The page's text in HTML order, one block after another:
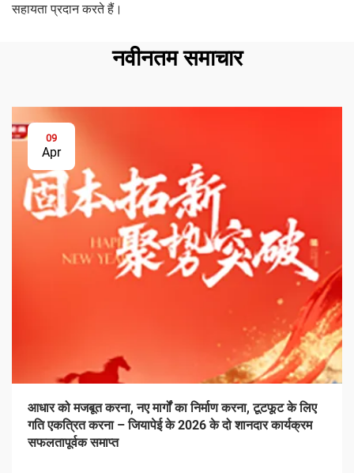
सहायता प्रदान करते हैं।
नवीनतम समाचार
09
Apr
आधार को मजबूत करना, नए मार्गों का निर्माण करना, टूटफूट के लिए
गति एकत्रित करना – जियापेई के 2026 के दो शानदार कार्यक्रम
सफलतापूर्वक समाप्त